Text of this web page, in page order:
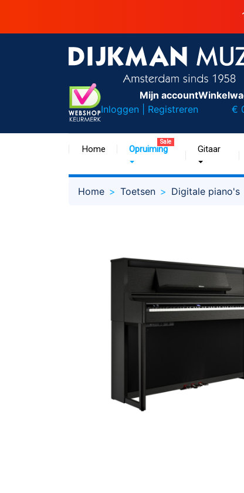
Mijn account
Inloggen | Registreren
€
Home Opruiming
Sale
Gitaar
Home Toetsen Digitale piano's